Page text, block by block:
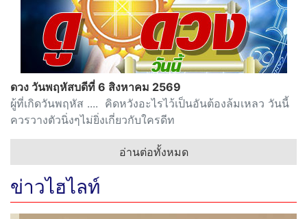
ดวง วันพฤหัสบดีที่ 6 สิงหาคม 2569
ผู้ที่เกิดวันพฤหัส .... คิดหวังอะไรไว้เป็นอันต้องล้มเหลว วันนี้
ควรวางตัวนิ่งๆไม่ยิ่งเกี่ยวกับใครดีท
อ่านต่อทั้งหมด
ข่าวไฮไลท์